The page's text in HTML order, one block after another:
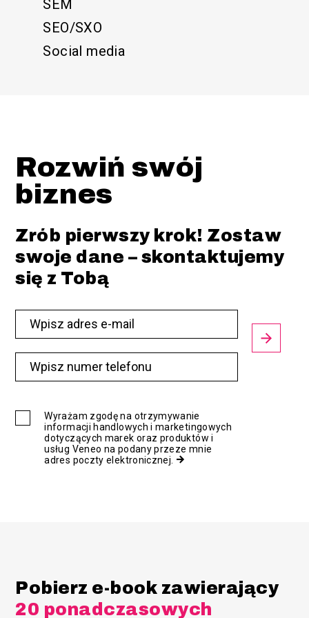
SEM
SEO/SXO
Social media
Rozwiń swój
biznes
Zrób pierwszy krok! Zostaw
swoje dane – skontaktujemy
się z Tobą
Wyrażam zgodę na otrzymywanie
informacji handlowych i marketingowych
dotyczących marek oraz produktów i
usług Veneo na podany przeze mnie
adres poczty elektronicznej.
Pobierz e-book zawierający
20 ponadczasowych